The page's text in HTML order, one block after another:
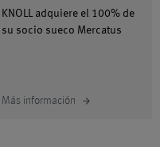
KNOLL adquiere el 100% de
su socio sueco Mercatus
Más información arrow_forward